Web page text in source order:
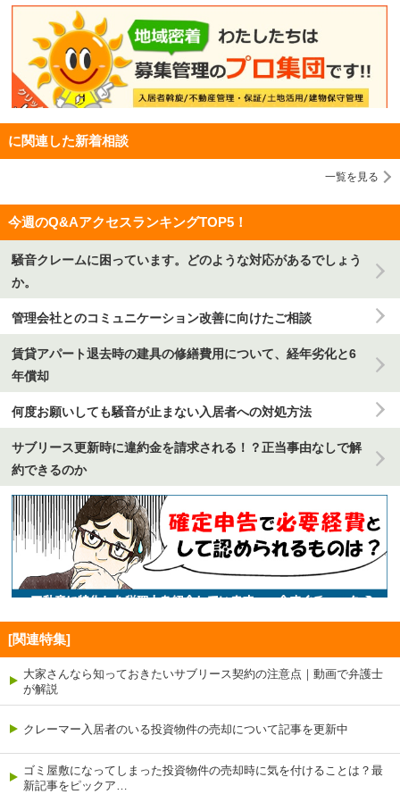
に関連した新着相談
一覧を見る
今週のQ&AアクセスランキングTOP5！
騒音クレームに困っています。どのような対応があるでしょう
か。
管理会社とのコミュニケーション改善に向けたご相談
賃貸アパート退去時の建具の修繕費用について、経年劣化と6
年償却
何度お願いしても騒音が止まない入居者への対処方法
サブリース更新時に違約金を請求される！？正当事由なしで解
約できるのか
[関連特集]
大家さんなら知っておきたいサブリース契約の注意点｜動画で弁護士
が解説
クレーマー入居者のいる投資物件の売却について記事を更新中
ゴミ屋敷になってしまった投資物件の売却時に気を付けることは？最
新記事をピックア…